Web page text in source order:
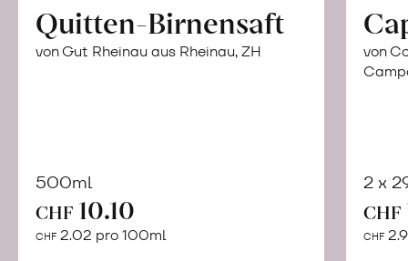
Quitten-Birnensaft
von Gut Rheinau aus Rheinau, ZH
500ml
CHF 10.10
CHF 2.02 pro 100ml
Warenkorb
von
2 x
CHF
CHF